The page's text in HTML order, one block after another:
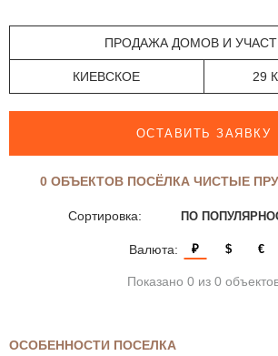
ПРОДАЖА ДОМОВ И
КИЕВСКОЕ 29
ОСТАВИТЬ ЗАЯВКУ
0 ОБЪЕКТОВ ПОСЁЛКА ЧИСТЫЕ
Сортировка:
Валюта: ₽ $ €
Показано 0 из 0
ОСОБЕННОСТИ ПОСЕЛКА